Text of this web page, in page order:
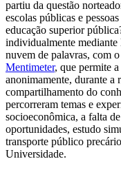
partiu da questão
escolas públicas e
educação superior
individualmente
nuvem de palavras, com
Mentimeter, que permite
anonimamente, durante a
compartilhamento do
percorreram temas e
socioeconômica, a falta
oportunidades, estudo
transporte público
Universidade.